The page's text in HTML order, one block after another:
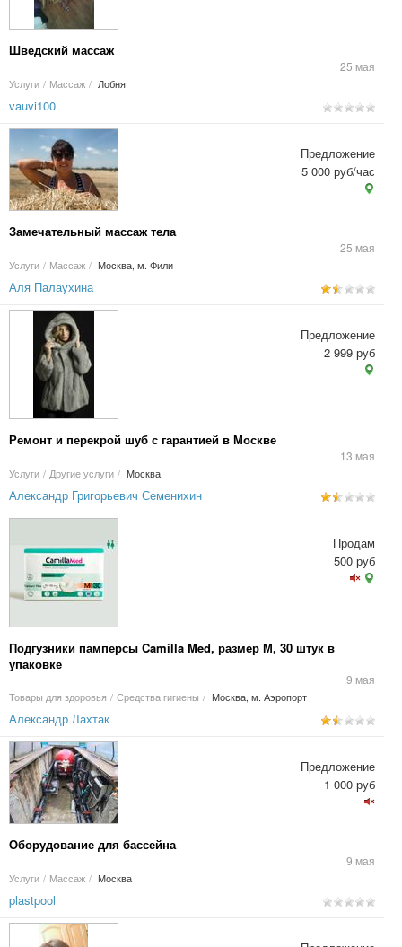
Шведский массаж
25 мая
Услуги / Массаж / Лобня
vauvi100
Замечательный массаж тела
25 мая
Услуги / Массаж / Москва, м. Фили
Предложение
5 000 руб/час
Аля Палаухина
Ремонт и перекрой шуб с гарантией в Москве
13 мая
Услуги / Другие услуги / Москва
Предложение
2 999 руб
Александр Григорьевич Семенихин
Подгузники памперсы Camilla Med, размер М, 30 штук в
упаковке
9 мая
Товары для здоровья / Средства гигиены / Москва, м. Аэропорт
Продам
500 руб
Александр Лахтак
Оборудование для бассейна
9 мая
Услуги / Массаж / Москва
Предложение
1 000 руб
plastpool